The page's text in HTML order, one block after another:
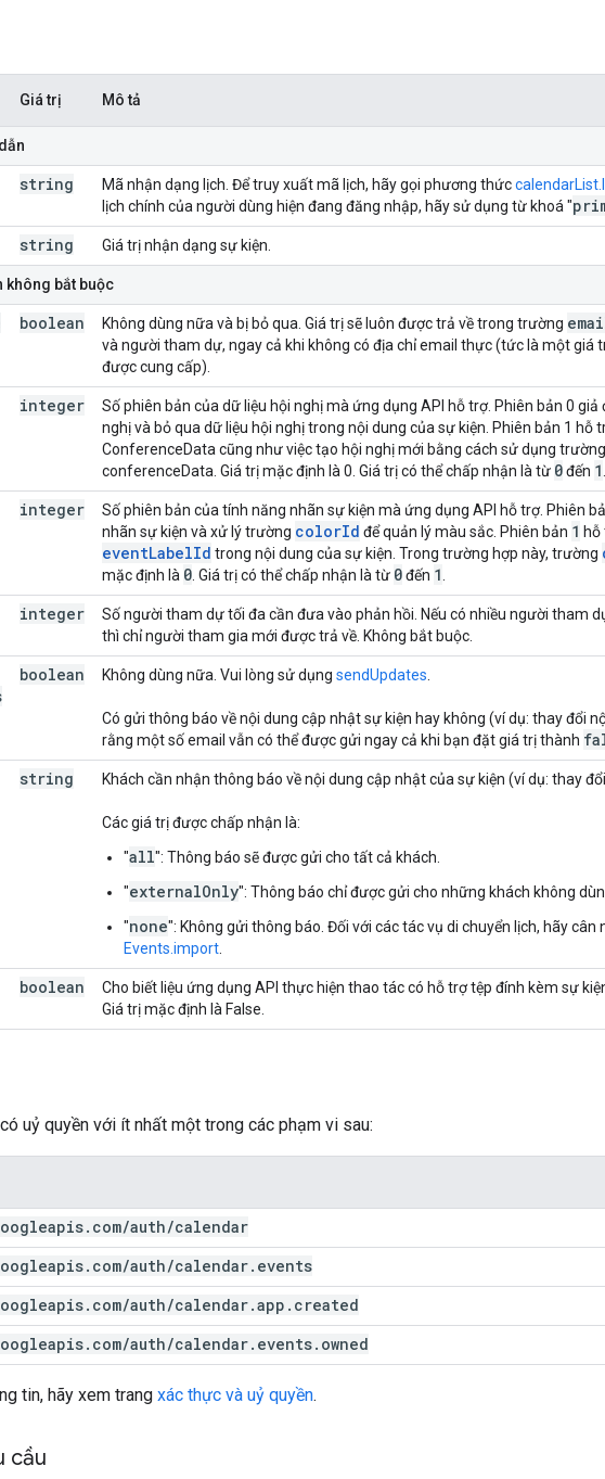
Giá trị Mô tả
string Mã nhận dạng lịch. Để truy xuất mã lịch, hãy gọi phương thức
lịch chính của người dùng hiện đang đăng nhập, hãy sử dụng từ khoá "
string Giá trị nhận dạng sự kiện.
không bắt buộc
boolean Không dùng nữa và bị bỏ qua. Giá trị sẽ luôn được trả về trong trường
và người tham dự, ngay cả khi không có địa chỉ email thực (tức là một giá
được cung cấp).
integer
Số phiên bản của dữ liệu hội nghị mà ứng dụng API hỗ trợ. Phiên bản 0
nghị và bỏ qua dữ liệu hội nghị trong nội dung của sự kiện. Phiên bản 1 hỗ
ConferenceData cũng như việc tạo hội nghị mới bằng cách sử dụng
conferenceData. Giá trị mặc định là 0. Giá trị có thể chấp nhận là từ 0đến 1
integer Số phiên bản của tính năng nhãn sự kiện mà ứng dụng API hỗ trợ. Phiên
nhãn sự kiện và xử lý trường colorId để quản lý màu sắc. Phiên bản 1 hỗ
eventLabelId trong nội dung của sự kiện. Trong trường hợp này, trường
mặc định là 0 . Giá trị có thể chấp nhận là từ 0đến 1
integer
Số người tham dự tối đa cần đưa vào phản hồi. Nếu có nhiều người tham
thì chỉ người tham gia mới được trả về. Không bắt buộc.
boolean Không dùng nữa. Vui lòng sử dụng sendUpdates
Có gửi thông báo về nội dung cập nhật sự kiện hay không (ví dụ: thay đổi
rằng một số email vẫn có thể được gửi ngay cả khi bạn đặt giá trị thành
string Khách cần nhận thông báo về nội dung cập nhật của sự kiện (ví dụ: thay đổi
Các giá trị được chấp nhận là:
"all": Thông báo sẽ được gửi cho tất cả khách.
"externalOnly": Thông báo chỉ được gửi cho những khách không
"none": Không gửi thông báo. Đối với các tác vụ di chuyển lịch, hãy
Events.import
boolean
Cho biết liệu ứng dụng API thực hiện thao tác có hỗ trợ tệp đính kèm sự
Giá trị mặc định là False.
có uỷ quyền với ít nhất một trong các phạm vi sau:
. com/auth/calendar
. com/auth/calendar. events
. com/auth/calendar.app . created
. com/auth/calendar. events. owned
tin, hãy xem trang xác thực và uỷ quyền.
cầu